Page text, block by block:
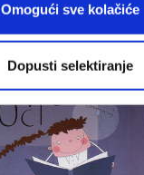
Omogući sve kolačiće
Dopusti selektiranje